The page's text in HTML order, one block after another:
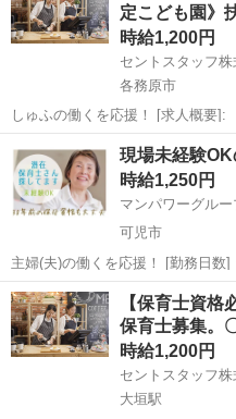
定こども園》
時給1,200円
セントスタッフ株
各務原市
しゅふの働くを応援！ [求人概要]: 【保育士資格必須】*。*《保育スタ
ッフ・認定こども園》扶養内可／平
種名]: 保育スタッフ・認定こども園 [勤務地・最寄駅]: 岐阜県各務原
川島河...
各務原市 保育士
現場未経験
時給1,250円
マンパワーグル
可児市
主婦(夫)の働くを応援！ [勤務日数]： 週2日~5日
08:00~11:00/09:00~12:00/
地・最寄駅]： 岐阜県可児市 【派
岐阜 可児市 保育士
【保育士資格
保育士募集。
時給1,200円
セントスタッフ株
大垣駅